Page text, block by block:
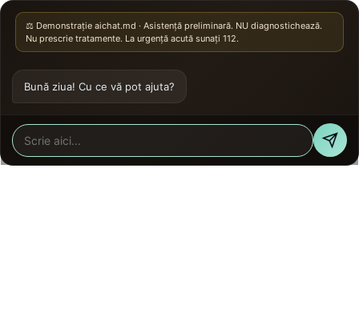
⚖️ Demonstrație aichat.md · Asistență preliminară. NU diagnostichează.
Nu prescrie tratamente. La urgență acută sunați 112.
Bună ziua! Cu ce vă pot ajuta?